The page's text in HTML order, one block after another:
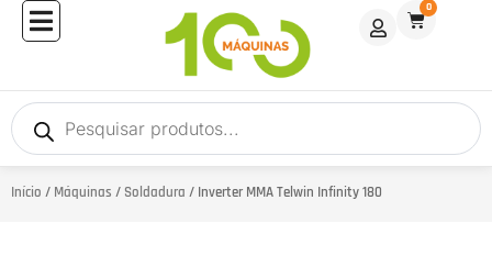
0
Início / Máquinas /Soldadura / Inverter MMA Telwin Infinity 180